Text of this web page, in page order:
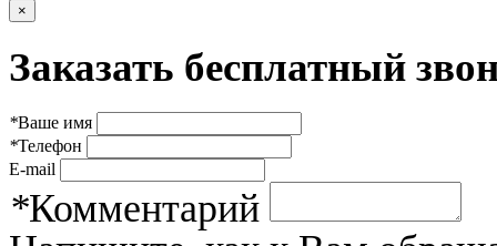
×
Заказать бесплатный
*Ваше имя
*Телефон
E-mail
*Комментарий